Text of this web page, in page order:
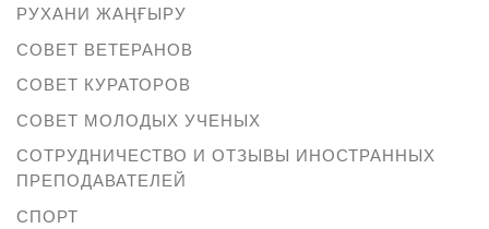
РУХАНИ ЖАҢҒЫРУ
СОВЕТ ВЕТЕРАНОВ
СОВЕТ КУРАТОРОВ
СОВЕТ МОЛОДЫХ УЧЕНЫХ
СОТРУДНИЧЕСТВО И ОТЗЫВЫ ИНОСТРАННЫХ
ПРЕПОДАВАТЕЛЕЙ
СПОРТ